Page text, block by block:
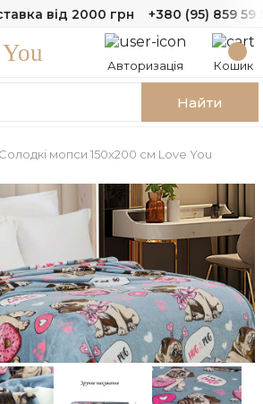
від 2000 грн +380 (95) 859 59
Авторизація Кошик
Найти
мопси 150x200 см Love You